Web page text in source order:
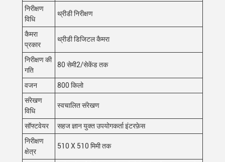
निरीक्षण
विधि
थ्रीडी निरीक्षण
कैमरा
प्रकार
थ्रीडी डिजिटल कैमरा
निरीक्षण की
गति
80 सेमी2/सेकेंड तक
वजन
800 किलो
संरेखण
विधि
स्वचालित संरेखण
सॉफ्टवेयर
सहज ज्ञान युक्त उपयोगकर्ता इंटरफ़ेस
निरीक्षण
क्षेत्र
510 X 510 मिमी तक